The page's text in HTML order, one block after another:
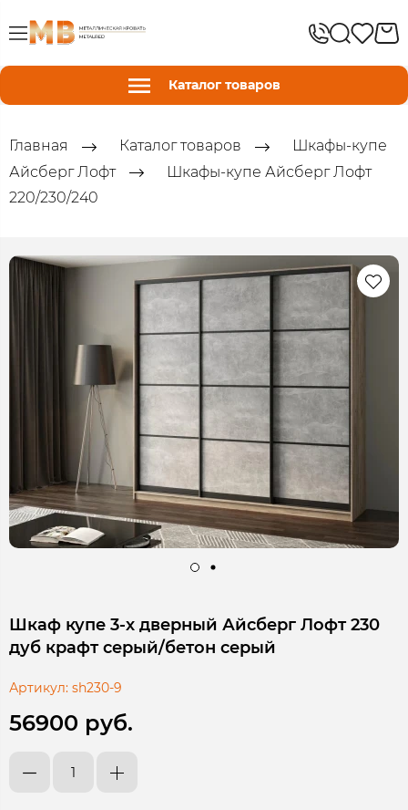
Каталог товаров
Главная Каталог товаров
Шкафы-купе
Айсберг Лофт
Шкафы-купе Айсберг Лофт
220/230/240
Шкаф купе 3-х дверный Айсберг Лофт 230
дуб крафт серый/бетон серый
Артикул: sh230-9
56900 руб.